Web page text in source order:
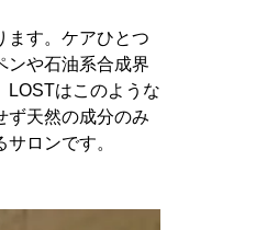
ます。ケアひとつ
ンや石油系合成界
LOSTはこのような
ず天然の成分のみ
ロンです。